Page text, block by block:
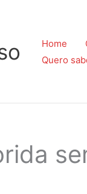
Home
Quero